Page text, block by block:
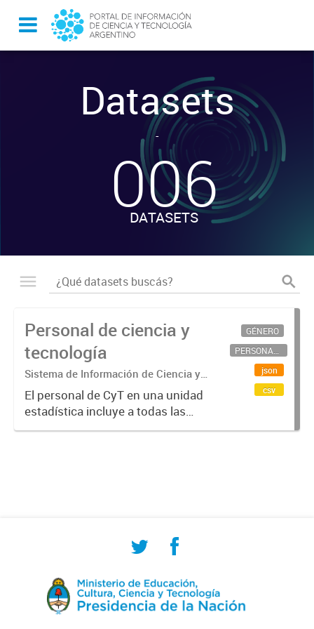
Datasets
-
006
DATASETS
Personal de ciencia y
tecnología
Sistema de Información de Ciencia y
Tecnología Argentino (SICYTAR)
El personal de CyT en una unidad
estadística incluye a todas las
personas involucradas
GÉNERO
PERSONAL CIENTÍFICO-TECNOLÓGICO
json
csv